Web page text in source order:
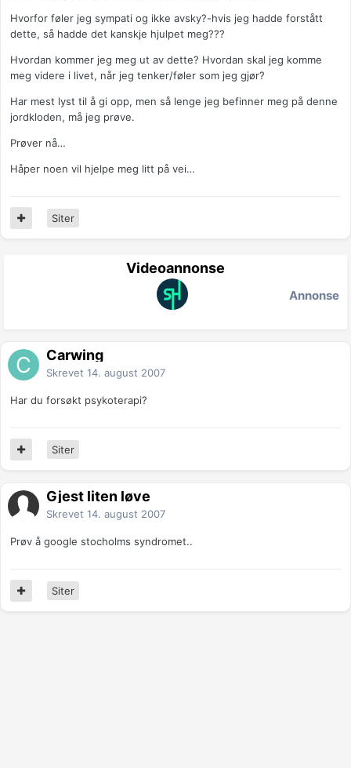
Hvorfor føler jeg sympati og ikke avsky?-hvis jeg hadde forstått
dette, så hadde det kanskje hjulpet meg???
Hvordan kommer jeg meg ut av dette? Hvordan skal jeg komme
meg videre i livet, når jeg tenker/føler som jeg gjør?
Har mest lyst til å gi opp, men så lenge jeg befinner meg på denne
jordkloden, må jeg prøve.
Prøver nå…
Håper noen vil hjelpe meg litt på vei…
Siter
Videoannonse
Annonse
Carwing
Skrevet 14. august 2007
Har du forsøkt psykoterapi?
Siter
Gjest liten løve
Skrevet 14. august 2007
Prøv å google stocholms syndromet..
Siter